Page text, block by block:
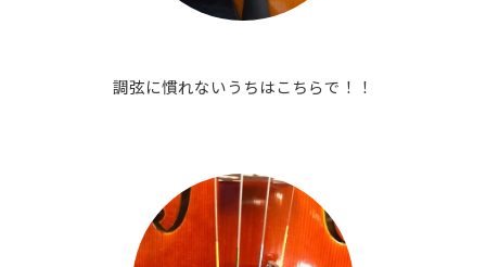
調弦に慣れないうちはこちらで！！